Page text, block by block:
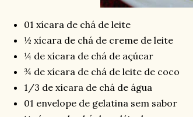
01 xícara de chá de leite
½ xícara de chá de creme de leite
¼ de xícara de chá de açúcar
¾ de xícara de chá de leite de coco
1/3 de xícara de chá de água
01 envelope de gelatina sem sabor